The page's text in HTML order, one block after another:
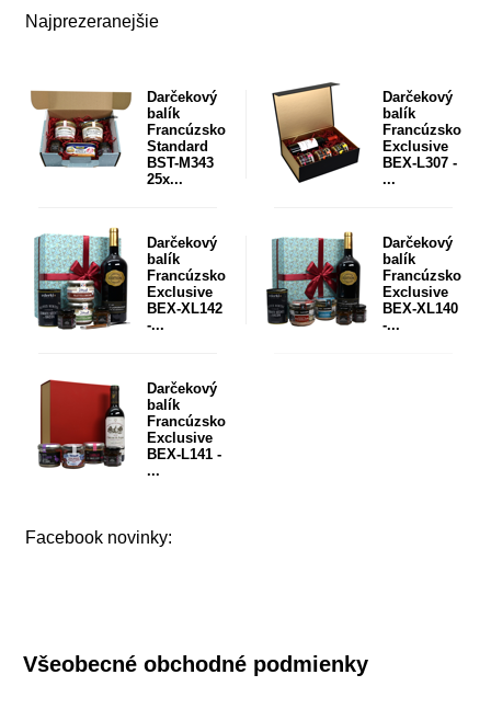
Najprezeranejšie
Darčekový
balík
Francúzsko
Standard
BST-M343
25x...
Darčekový
balík
Francúzsko
Exclusive
BEX-L307 -
...
Darčekový
balík
Francúzsko
Exclusive
BEX-XL142
-...
Darčekový
balík
Francúzsko
Exclusive
BEX-XL140
-...
Darčekový
balík
Francúzsko
Exclusive
BEX-L141 -
...
Facebook novinky:
Všeobecné obchodné podmienky